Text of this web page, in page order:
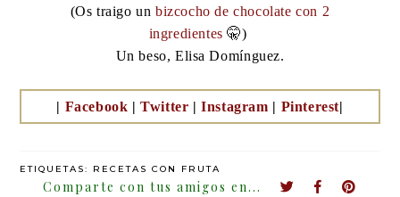
(Os traigo unbizcocho de chocolate con 2
ingredientes 🤫)
Un beso, Elisa Domínguez.
| Facebook |Twitter |Instagram | Pinterest|
ETIQUETAS: RECETAS CON FRUTA